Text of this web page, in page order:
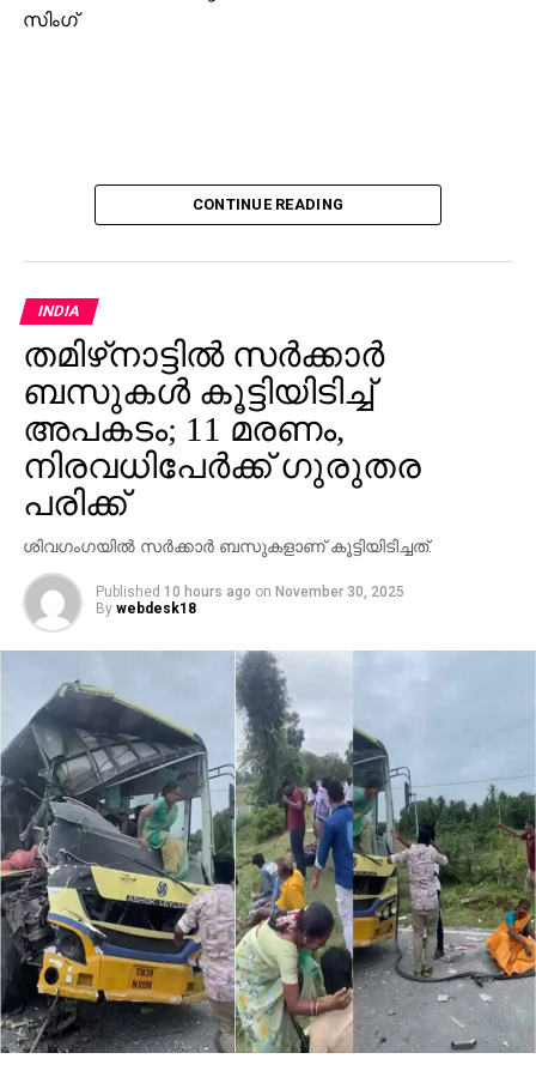
സിംഗ്‌
CONTINUE READING
INDIA
തമിഴ്‌നാട്ടില്‍ സര്‍ക്കാര്‍
ബസുകള്‍ കൂട്ടിയിടിച്ച്
അപകടം; 11 മരണം,
നിരവധിപേര്‍ക്ക് ഗുരുതര
പരിക്ക്
ശിവഗംഗയില്‍ സര്‍ക്കാര്‍ ബസുകളാണ് കൂട്ടിയിടിച്ചത്.
Published 10 hours ago on November 30, 2025
By webdesk18